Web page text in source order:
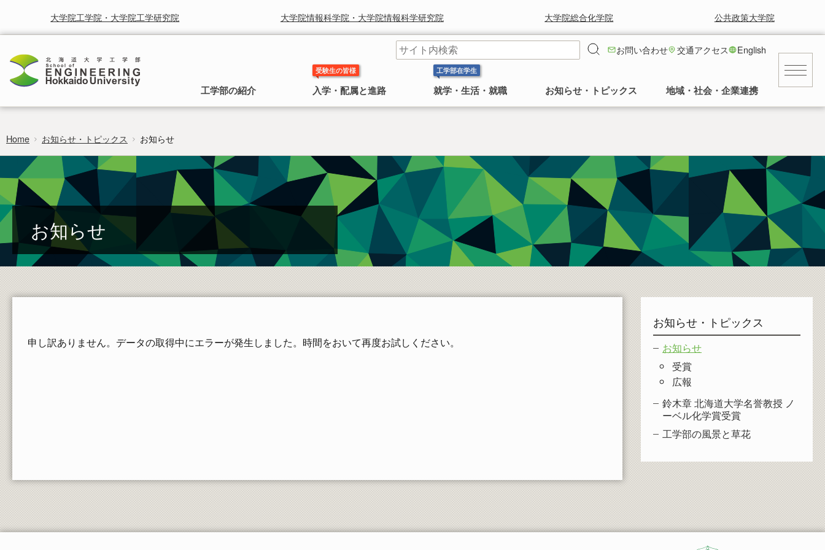
大学院工学院・大学院工学研究院 大学院情報科学院・大学院情報科学研究院 大学院総合化学院 公共政策大学院
お問い合わせ 交通アクセス English
工学部の紹介
工学部の理念
北海道大学工学部は，人類の生活をより快適に，より豊かに
することを使命として取り組まれるべき学問としての工学を
通じて社会に貢献することを基本理念としています。
工学部長より皆様へのごあいさつ
交通アクセス
建物
ポリシー・取組・評価 概要 発行誌
教員一覧
受験生の皆様
入学・配属と進路
入学から卒業までのご案内
入試の種類と募集方法，入学後の所属と工
学部への移行，卒業後の進路についてご案
内します。
フロンティア入試
編入学・学士入学募集要項
非正規生出願要項
工学部には 応用理工系学科，情報エレクトロニクス学科，
機械知能工学科，環境社会工学科 の4学科 があります。
景気に左右されず安定した就職率の高さを
誇っています。
工学部在学生
就学・生活・就職
就学と授業に関する情報
時間割
行事予定
カリキュラムマップ
卒業論文
日本学生支援機構(旧 日本育英会)奨学金のお知ら
せ
民間奨学金のお知らせ
求人等情報
民間
公務員・団体
証明書のご請求・発行
郵送依頼される方、卒業・修了された方の請求
工学研究院図書館
お知らせ・トピックス
お知らせ
受賞
広報
ーベル化学賞受賞
2010年にノーベル化学賞を受賞した鈴
木章名誉教授の特集
工学部正面玄関前の中庭の様子など。多く
の卒業生に植樹していただいてます。
地域・社会・企業連携
研究・産学連携
北海道大学研究シーズ集
研究者総覧システム
researchmap
工学院・工学研究院
情報科学院・情報科学研究院
総合化学院
公共政策大学院
Home お知らせ・トピックス お知らせ
お知らせ
申し訳ありません。データの取得中にエラーが発生しました。時間をおいて再度お試しください。
お知らせ・トピックス
お知らせ
受賞
広報
鈴木章 北海道大学名誉教授 ノ
ーベル化学賞受賞
工学部の風景と草花